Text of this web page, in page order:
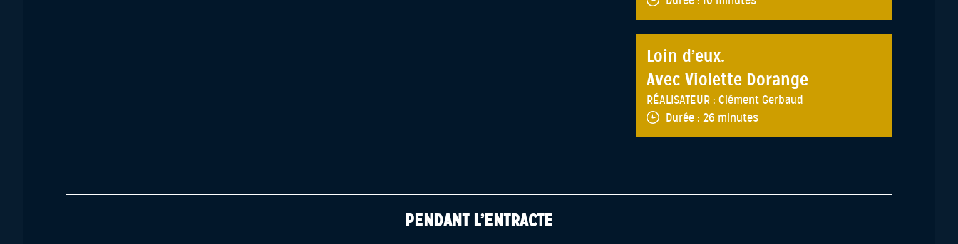
Loin d’eux.
Avec Violette Dorange
RÉALISATEUR : Clément Gerbaud
Durée : 26 minutes
PENDANT L’ENTRACTE